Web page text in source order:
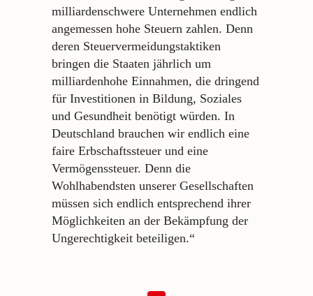
milliardenschwere Unternehmen endlich
angemessen hohe Steuern zahlen. Denn
deren Steuervermeidungstaktiken
bringen die Staaten jährlich um
milliardenhohe Einnahmen, die dringend
für Investitionen in Bildung, Soziales
und Gesundheit benötigt würden. In
Deutschland brauchen wir endlich eine
faire Erbschaftssteuer und eine
Vermögenssteuer. Denn die
Wohlhabendsten unserer Gesellschaften
müssen sich endlich entsprechend ihrer
Möglichkeiten an der Bekämpfung der
Ungerechtigkeit beteiligen.“